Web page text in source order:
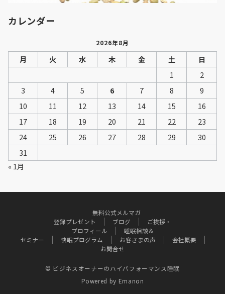
カレンダー
2026年8月
月 火 水 木 金 土
日
1
2
3
4 5 6 7 8
9
10
11 12 13 14 15
16
17
18 19 20 21 22
23
24
25 26 27 28 29
30
31
« 1月
無料公式メルマガ
登録プレゼント
ブログ
ご挨拶・
プロフィール
睡眠相談＆
セミナー
快眠プログラム お客さまの声
会社概要
お問合せ
© ビジネスオーナーのハイパフォーマンス睡眠
Powered by Emanon